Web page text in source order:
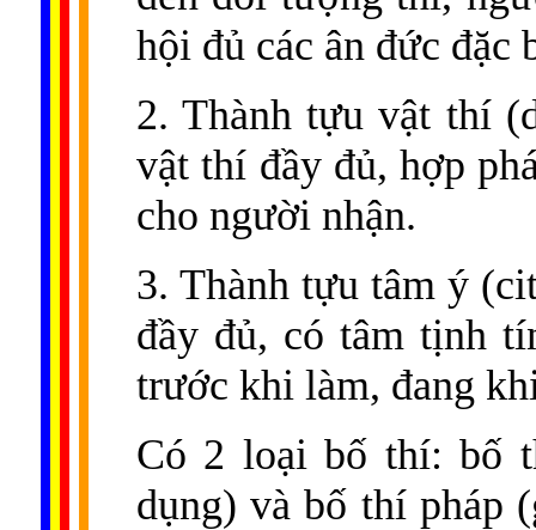
hội đủ các ân đức đặc
2. Thành tựu vật thí
vật thí đầy đủ, hợp
cho người nhận.
3. Thành tựu tâm ý
đầy đủ, có tâm tịnh
trước khi làm, đang
Có 2 loại bố thí: bố
dụng) và bố thí pháp